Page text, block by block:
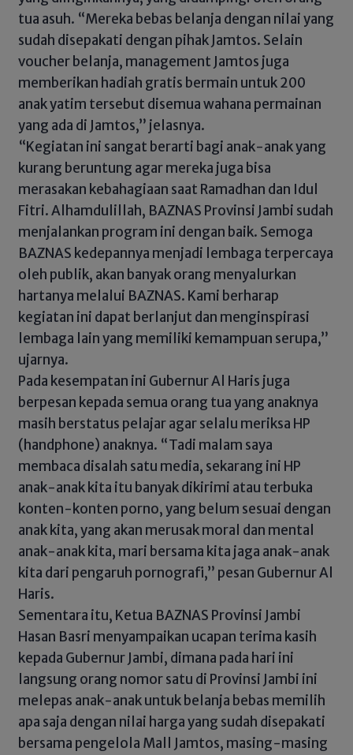
tua asuh. “Mereka bebas belanja dengan nilai yang
sudah disepakati dengan pihak Jamtos. Selain
voucher belanja, management Jamtos juga
memberikan hadiah gratis bermain untuk 200
anak yatim tersebut disemua wahana permainan
yang ada di Jamtos,” jelasnya.
“Kegiatan ini sangat berarti bagi anak-anak yang
kurang beruntung agar mereka juga bisa
merasakan kebahagiaan saat Ramadhan dan Idul
Fitri. Alhamdulillah, BAZNAS Provinsi Jambi sudah
menjalankan program ini dengan baik. Semoga
BAZNAS kedepannya menjadi lembaga terpercaya
oleh publik, akan banyak orang menyalurkan
hartanya melalui BAZNAS. Kami berharap
kegiatan ini dapat berlanjut dan menginspirasi
lembaga lain yang memiliki kemampuan serupa,”
ujarnya.
Pada kesempatan ini Gubernur Al Haris juga
berpesan kepada semua orang tua yang anaknya
masih berstatus pelajar agar selalu meriksa HP
(handphone) anaknya. “Tadi malam saya
membaca disalah satu media, sekarang ini HP
anak-anak kita itu banyak dikirimi atau terbuka
konten-konten porno, yang belum sesuai dengan
anak kita, yang akan merusak moral dan mental
anak-anak kita, mari bersama kita jaga anak-anak
kita dari pengaruh pornografi,” pesan Gubernur Al
Haris.
Sementara itu, Ketua BAZNAS Provinsi Jambi
Hasan Basri menyampaikan ucapan terima kasih
kepada Gubernur Jambi, dimana pada hari ini
langsung orang nomor satu di Provinsi Jambi ini
melepas anak-anak untuk belanja bebas memilih
apa saja dengan nilai harga yang sudah disepakati
bersama pengelola Mall Jamtos, masing-masing